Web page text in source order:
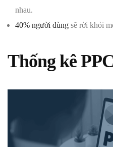
nhau.
40% người dùng sẽ rời khỏi
Thống kê